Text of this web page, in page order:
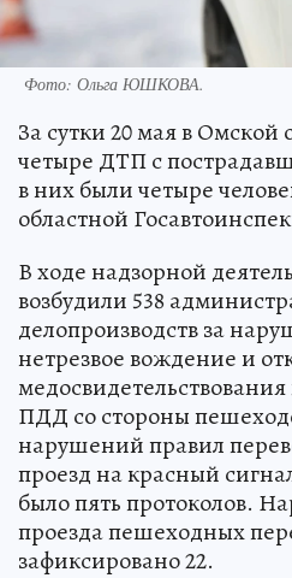
Фото: Ольга ЮШКОВА.
За сутки 20 мая в
четыре ДТП с
в них были четыре
областной
В ходе надзорной
возбудили 538
делопроизводств за
нетрезвое вождение и
ПДД со стороны
нарушений правил
проезд на красный
было пять протоколов.
проезда пешеходных
зафиксировано 22.